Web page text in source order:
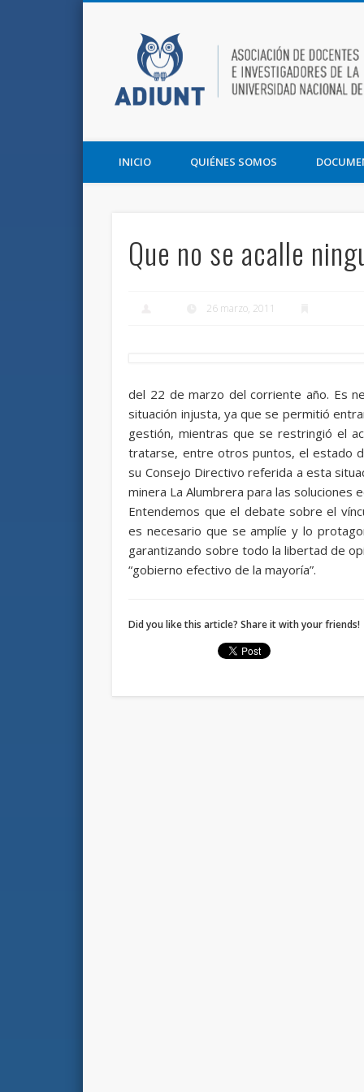
Asociación de Docentes e Investigadores de la UNT y la
INICIO QUIÉNES SOMOS
Que no se acalle
26 marzo, 2011
del 22 de marzo del corriente año. Es
situación injusta, ya que se permitió
gestión, mientras que se restringió el
tratarse, entre otros puntos, el estado
su Consejo Directivo referida a esta
minera La Alumbrera para las soluciones
Entendemos que el debate sobre el
es necesario que se amplíe y lo
garantizando sobre todo la libertad de
“gobierno efectivo de la mayoría”.
Did you like this article? Share it with your friends!